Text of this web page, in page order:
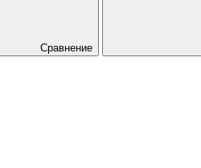
Сравнение